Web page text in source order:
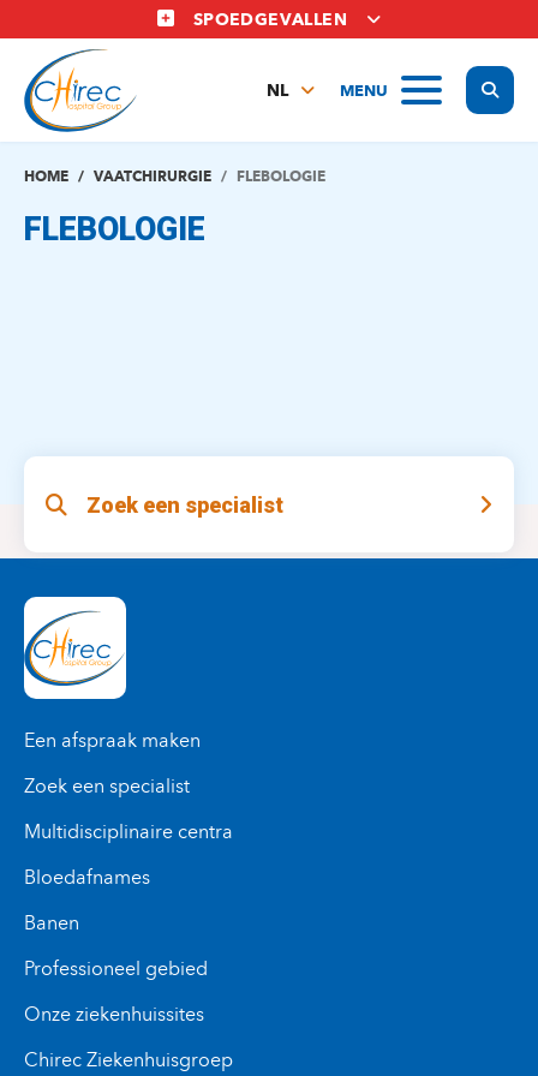
en
naar
inhoud
gaan
SPOEDGEVALLEN
MENU
NL
EN
HOME VAATCHIRURGIE FLEBOLOGIE
FLEBOLOGIE
Zoek een specialist
Een afspraak maken
Zoek een specialist
Multidisciplinaire centra
Bloedafnames
Banen
Professioneel gebied
Onze ziekenhuissites
Chirec Ziekenhuisgroep